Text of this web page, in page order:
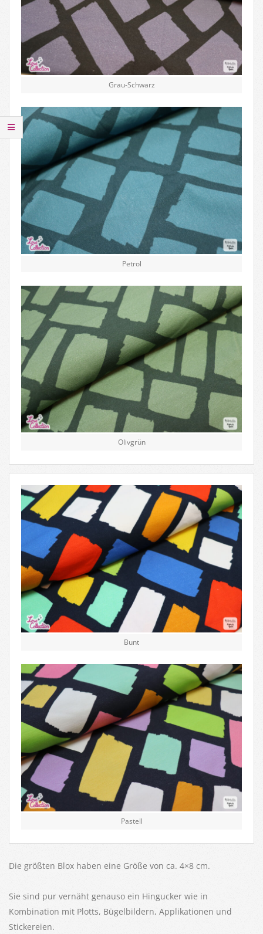
Grau-Schwarz
Petrol
Olivgrün
Bunt
Pastell
Die größten Blox haben eine Größe von ca. 4×8 cm.
Sie sind pur vernäht genauso ein Hingucker wie in
Kombination mit Plotts, Bügelbildern, Applikationen und
Stickereien.